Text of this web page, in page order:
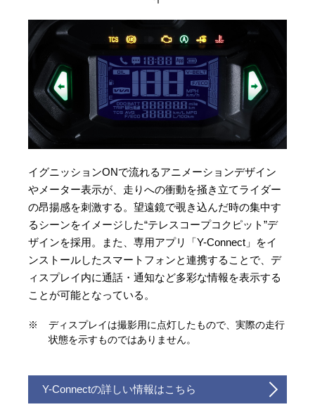
イグニッションONで流れるアニメーションデザイン
やメーター表示が、走りへの衝動を掻き立てライダー
の昂揚感を刺激する。望遠鏡で覗き込んだ時の集中す
るシーンをイメージした“テレスコープコクピット”デ
ザインを採用。また、専用アプリ「Y-Connect」をイ
ンストールしたスマートフォンと連携することで、デ
ィスプレイ内に通話・通知など多彩な情報を表示する
ことが可能となっている。
※
ディスプレイは撮影用に点灯したもので、実際の走行
状態を示すものではありません。
Y-Connectの詳しい情報はこちら